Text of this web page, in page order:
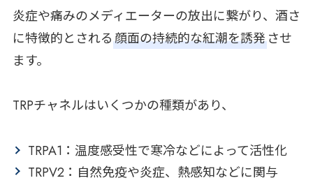
炎症や痛みのメディエーターの放出に繋がり、酒さ
に特徴的とされる顔面の持続的な紅潮を誘発させ
ます。
TRPチャネルはいくつかの種類があり、
TRPA1：温度感受性で寒冷などによって活性化
TRPV2：自然免疫や炎症、熱感知などに関与